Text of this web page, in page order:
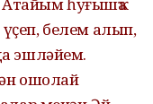
үҫеп, белем алып,
эшләйем.
ошолай